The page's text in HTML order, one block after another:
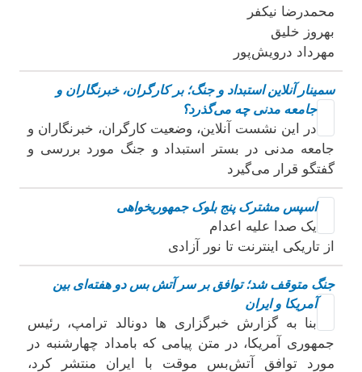
محمدرضا نیکفر
بهروز خلیق
مهرداد درویش‌پور
سمینار آنلاین استبداد و جنگ؛ بر کارگران، خبرنگاران و
جامعه مدنی چه می‌گذرد؟
در این نشست آنلاین، وضعیت کارگران، خبرنگاران و
جامعه مدنی در بستر استبداد و جنگ مورد بررسی و
گفتگو قرار می‌گیرد
اسپس مشترک پنج بلوک جمهوریخواهی
یک صدا علیه اعدام
از تاریکی اینترنت تا نور آزادی
جنگ متوقف شد؛ توافق بر سر آتش بس دو هفته‌ای بین
آمریکا و ایران
بنا به گزارش خبرگزاری ها دونالد ترامپ، رئیس
جمهوری آمریکا، در متن پیامی که بامداد چهارشنبه در
مورد توافق آتش‌بس موقت با ایران منتشر کرد،